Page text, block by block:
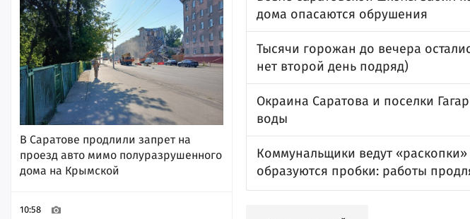
В Саратове продлили запрет на
проезд авто мимо полуразрушенного
дома на Крымской
10:58
дома опасаются обрушения
Тысячи горожан до вечера
нет второй день подряд)
Окраина Саратова и поселки
воды
Коммунальщики ведут
образуются пробки: работы